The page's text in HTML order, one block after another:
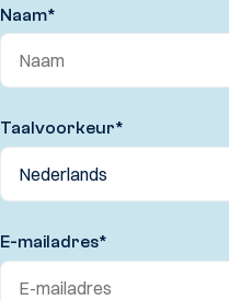
Naam*
Taalvoorkeur*
E-mailadres*